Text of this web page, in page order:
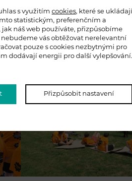
s využitím cookies, které se ukládají
statistickým, preferenčním a
náš web používáte, přizpůsobíme
vás obtěžovat nerelevantní
pouze s cookies nezbytnými pro
dodávají energii pro další vylepšování.
Přizpůsobit nastavení